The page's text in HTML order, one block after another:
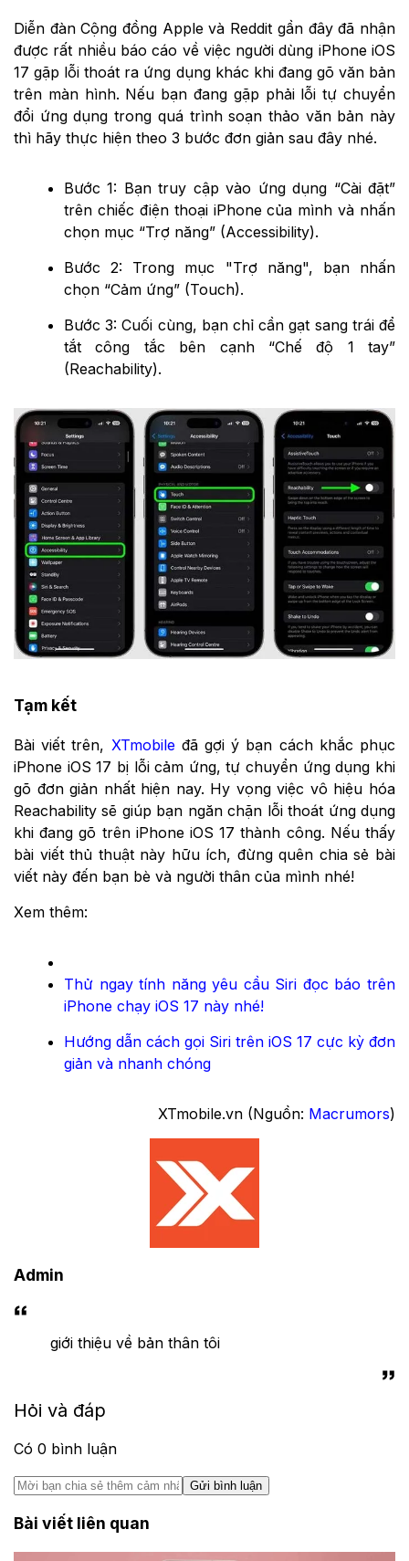
Diễn đàn Cộng đồng Apple và Reddit gần đây đã nhận
được rất nhiều báo cáo về việc người dùng iPhone iOS
17 gặp lỗi thoát ra ứng dụng khác khi đang gõ văn bản
trên màn hình. Nếu bạn đang gặp phải lỗi tự chuyển
đổi ứng dụng trong quá trình soạn thảo văn bản này
thì hãy thực hiện theo 3 bước đơn giản sau đây nhé.
Bước 1: Bạn truy cập vào ứng dụng “Cài đặt”
trên chiếc điện thoại ‌iPhone‌ của mình và nhấn
chọn mục “Trợ năng” (Accessibility).
Bước 2: Trong mục "Trợ năng", bạn nhấn
chọn “Cảm ứng” (Touch).
Bước 3: Cuối cùng, bạn chỉ cần gạt sang trái để
tắt công tắc bên cạnh “Chế độ 1 tay”
(Reachability).
Tạm kết
Bài viết trên, XTmobileđã gợi ý bạn cách khắc phục
iPhone iOS 17 bị lỗi cảm ứng, tự chuyển ứng dụng khi
gõ đơn giản nhất hiện nay. Hy vọng việc vô hiệu hóa
Reachability sẽ giúp bạn ngăn chặn lỗi thoát ứng dụng
khi đang gõ trên iPhone iOS 17 thành công. Nếu thấy
bài viết thủ thuật này hữu ích, đừng quên chia sẻ bài
viết này đến bạn bè và người thân của mình nhé!
Xem thêm:
Thử ngay tính năng yêu cầu Siri đọc báo trên
iPhone chạy iOS 17 này nhé!
Hướng dẫn cách gọi Siri trên iOS 17 cực kỳ đơn
giản và nhanh chóng
XTmobile.vn (Nguồn: Macrumors)
Admin
giới thiệu về bản thân tôi
Hỏi và đáp
Có 0 bình luận
Gửi bình luận
Bài viết liên quan